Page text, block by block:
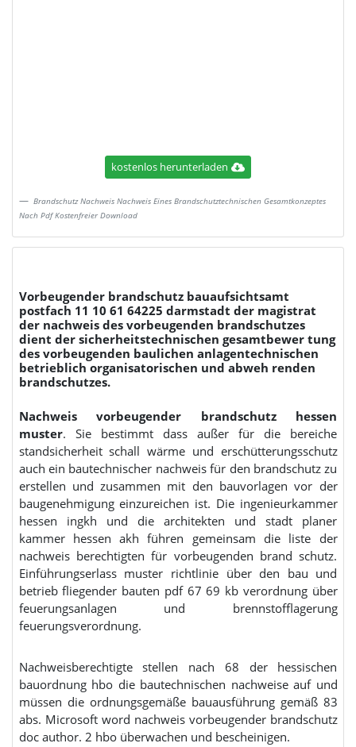
kostenlos herunterladen
Brandschutz Nachweis Nachweis Eines Brandschutztechnischen Gesamtkonzeptes
Nach Pdf Kostenfreier Download
Vorbeugender brandschutz bauaufsichtsamt
postfach 11 10 61 64225 darmstadt der magistrat
der nachweis des vorbeugenden brandschutzes
dient der sicherheitstechnischen gesamtbewer tung
des vorbeugenden baulichen anlagentechnischen
betrieblich organisatorischen und abweh renden
brandschutzes.
Nachweis vorbeugender brandschutz hessen
muster. Sie bestimmt dass außer für die bereiche
standsicherheit schall wärme und erschütterungsschutz
auch ein bautechnischer nachweis für den brandschutz zu
erstellen und zusammen mit den bauvorlagen vor der
baugenehmigung einzureichen ist. Die ingenieurkammer
hessen ingkh und die architekten und stadt planer
kammer hessen akh führen gemeinsam die liste der
nachweis berechtigten für vorbeugenden brand schutz.
Einführungserlass muster richtlinie über den bau und
betrieb fliegender bauten pdf 67 69 kb verordnung über
feuerungsanlagen und brennstofflagerung
feuerungsverordnung.
Nachweisberechtigte stellen nach 68 der hessischen
bauordnung hbo die bautechnischen nachweise auf und
müssen die ordnungsgemäße bauausführung gemäß 83
abs. Microsoft word nachweis vorbeugender brandschutz
doc author. 2 hbo überwachen und bescheinigen.